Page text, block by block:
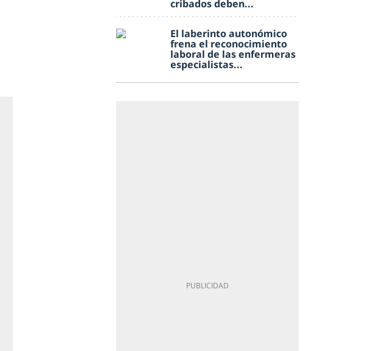
cribados deben...
El laberinto autonómico
frena el reconocimiento
laboral de las enfermeras
especialistas...